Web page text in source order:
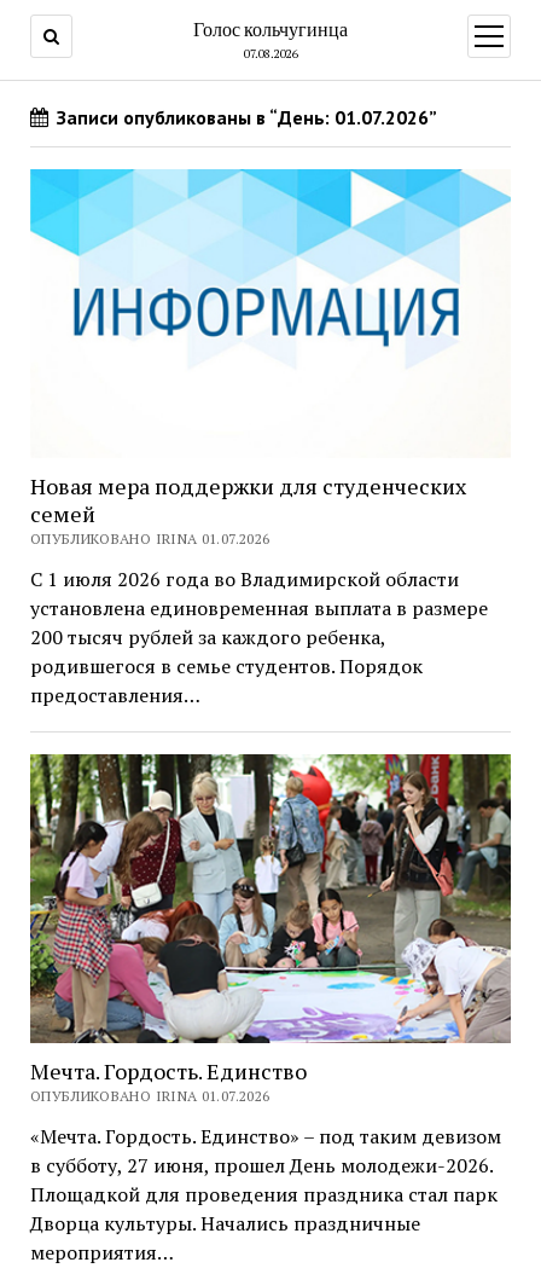
Голос кольчугинца
07.08.2026
меню
Записи опубликованы в “День: 01.07.2026”
Новая мера поддержки для студенческих
семей
ОПУБЛИКОВАНО IRINA 01.07.2026
С 1 июля 2026 года во Владимирской области
установлена единовременная выплата в размере
200 тысяч рублей за каждого ребенка,
родившегося в семье студентов. Порядок
предоставления…
Мечта. Гордость. Единство
ОПУБЛИКОВАНО IRINA 01.07.2026
«Мечта. Гордость. Единство» – под таким девизом
в субботу, 27 июня, прошел День молодежи-2026.
Площадкой для проведения праздника стал парк
Дворца культуры. Начались праздничные
мероприятия…